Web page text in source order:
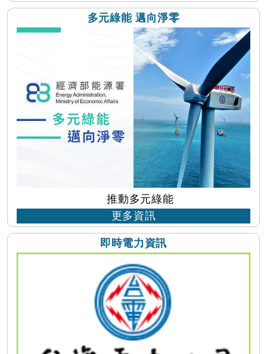
多元綠能 邁向淨零
推動多元綠能
...
更多資訊
即時電力資訊